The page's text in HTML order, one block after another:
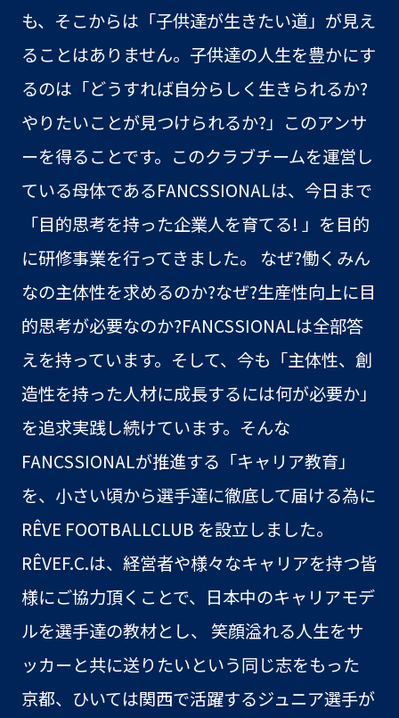
も、そこからは「子供達が生きたい道」が見え
ることはありません。子供達の人生を豊かにす
るのは「どうすれば自分らしく生きられるか?
やりたいことが見つけられるか?」このアンサ
ーを得ることです。このクラブチームを運営し
ている母体であるFANCSSIONALは、今日まで
「目的思考を持った企業人を育てる! 」を目的
に研修事業を行ってきました。 なぜ?働くみん
なの主体性を求めるのか?なぜ?生産性向上に目
的思考が必要なのか?FANCSSIONALは全部答
えを持っています。そして、今も「主体性、創
造性を持った人材に成長するには何が必要か」
を追求実践し続けています。そんな
FANCSSIONALが推進する「キャリア教育」
を、小さい頃から選手達に徹底して届ける為に
RÊVE FOOTBALLCLUB を設立しました。
RÊVEF.C.は、経営者や様々なキャリアを持つ皆
様にご協力頂くことで、日本中のキャリアモデ
ルを選手達の教材とし、 笑顔溢れる人生をサ
ッカーと共に送りたいという同じ志をもった
京都、ひいては関西で活躍するジュニア選手が